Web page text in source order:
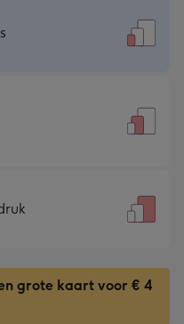
grote kaart voor € 4